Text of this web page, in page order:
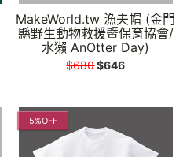
MakeWorld.tw 漁夫帽 (金門
縣野生動物救援暨保育協會/
水獺 AnOtter Day)
$680$646
5%OFF